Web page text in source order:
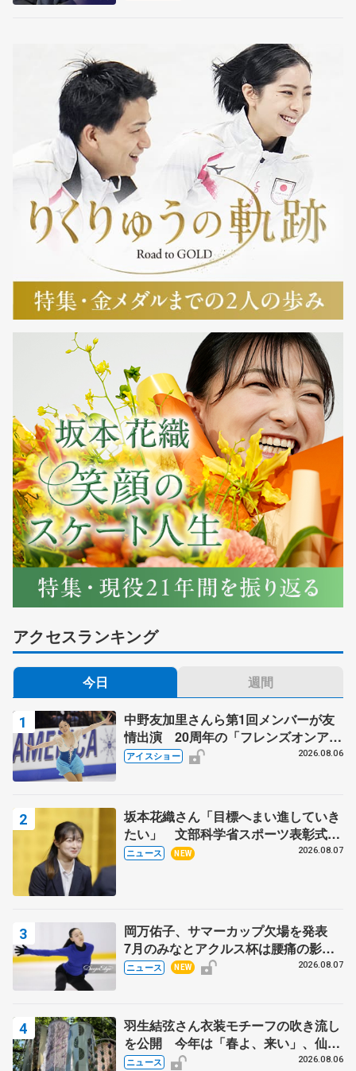
アクセスランキング
今日 週間
中野友加里さんら第1回メンバーが友
情出演 20周年の「フレンズオンアイ
ス」 宮本賢二さん、有川梨絵さん、
アイスショー 2026.08.06
坂本花織さん「目標へまい進していき
たい」 文部科学省スポーツ表彰式で
代表謝辞
ニュース NEW 2026.08.07
岡万佑子、サマーカップ欠場を発表
7月のみなとアクルス杯は腰痛の影響
で
ニュース NEW 2026.08.07
羽生結弦さん衣装モチーフの吹き流し
を公開 今年は「春よ、来い」、仙台
の瑞鳳殿
ニュース 2026.08.06